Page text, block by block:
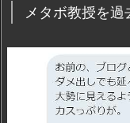
メタボ教授を